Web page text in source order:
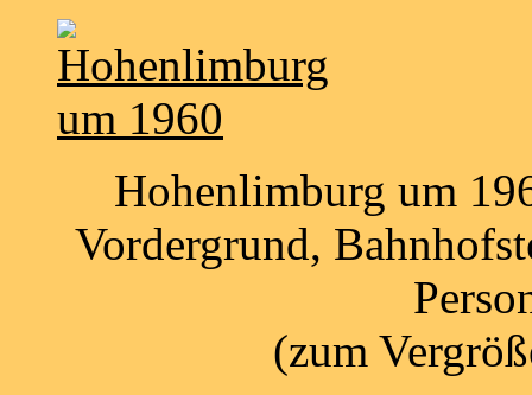
Hohenlimburg um
Vordergrund,
(zum